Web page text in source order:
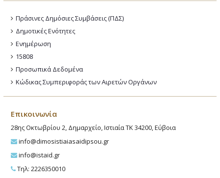
Πράσινες Δημόσιες Συμβάσεις (ΠΔΣ)
Δημοτικές Ενότητες
Ενημέρωση
15808
Προσωπικά Δεδομένα
Κώδικας Συμπεριφοράς των Αιρετών Οργάνων
Επικοινωνία
28ης Οκτωβρίου 2, Δημαρχείο, Ιστιαία ΤΚ 34200, Εύβοια
info@dimosistiaiasaidipsou.gr
info@istaid.gr
Τηλ: 2226350010